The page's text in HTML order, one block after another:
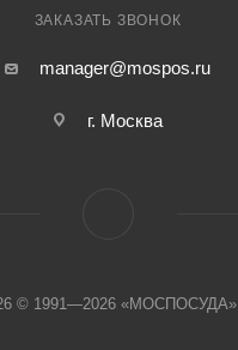
ЗАКАЗАТЬ ЗВОНОК
manager@mospos.ru
г. Москва
© 1991—2026 «МОСПОСУДА»